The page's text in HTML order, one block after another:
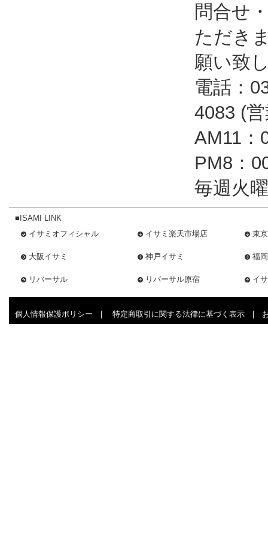
問合せ
ただき
願い致
電話：
4083 (
AM11：
PM8：
毎週火
■ISAMI LINK
イサミオフィシャル
イサミ楽天市場店 東
大阪イサミ 神戸イサミ 福
リバーサル リバーサル原宿 イ
個人情報保護ポリシー 特定商取引に関する法律に基づく表示